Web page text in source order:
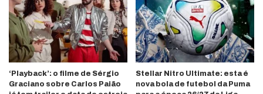
‘Playback’: o filme de Sérgio
Graciano sobre Carlos Paião
Stellar Nitro Ultimate: esta é
nova bola de futebol da Puma